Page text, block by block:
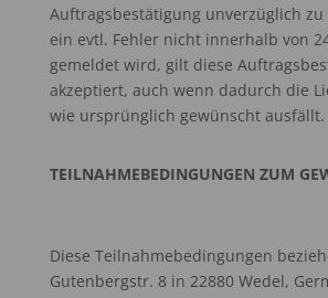
Auftragsbestätigung unverzüglich
ein evtl. Fehler nicht innerhalb von
gemeldet wird, gilt diese
akzeptiert, auch wenn dadurch die
wie ursprünglich gewünscht ausfällt.
TEILNAHMEBEDINGUNGEN ZUM
Diese Teilnahmebedingungen
Gutenbergstr. 8 in 22880 Wedel,